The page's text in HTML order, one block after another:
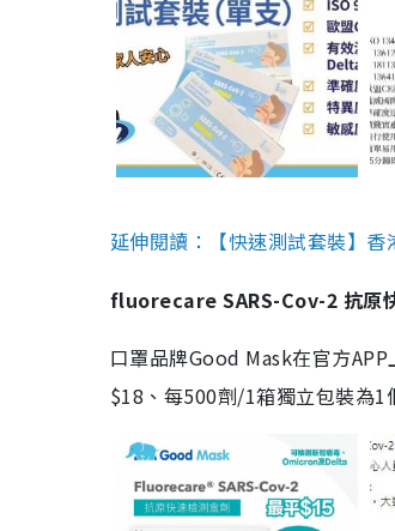
延伸閱讀：【快速測試套裝】
fluorecare SARS-Cov-2 抗原
口罩品牌Good Mask在官方
$18、每500劑/1箱獨立包裝為1